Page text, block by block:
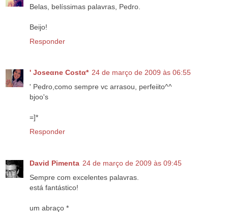
Belas, belíssimas palavras, Pedro.
Beijo!
Responder
' Joseαne Costα* 24 de março de 2009 às 06:55
' Pedro,como sempre vc arrasou, perfeiito^^
bjoo's
=]*
Responder
David Pimenta 24 de março de 2009 às 09:45
Sempre com excelentes palavras.
está fantástico!
um abraço *